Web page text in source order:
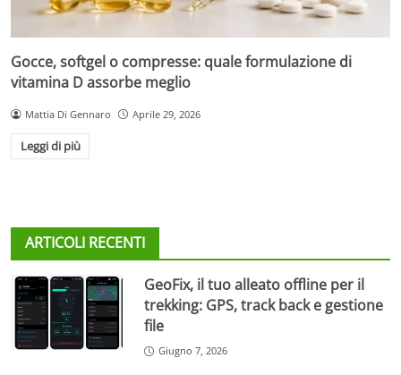
Gocce, softgel o compresse: quale formulazione di
vitamina D assorbe meglio
Mattia Di Gennaro Aprile 29, 2026
Leggi di più
ARTICOLI RECENTI
GeoFix, il tuo alleato offline per il
trekking: GPS, track back e gestione
file
Giugno 7, 2026